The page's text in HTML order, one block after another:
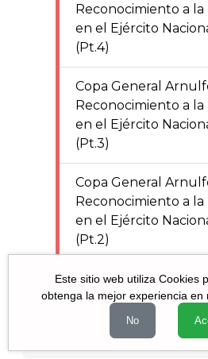
Reconocimiento a la
en el Ejército
(Pt.4)
Copa General
Reconocimiento a la
en el Ejército
(Pt.3)
Copa General
Reconocimiento a la
en el Ejército
(Pt.2)
México y el TPP-11:
Este sitio web utiliza Cookies
obtenga la mejor experiencia en
No